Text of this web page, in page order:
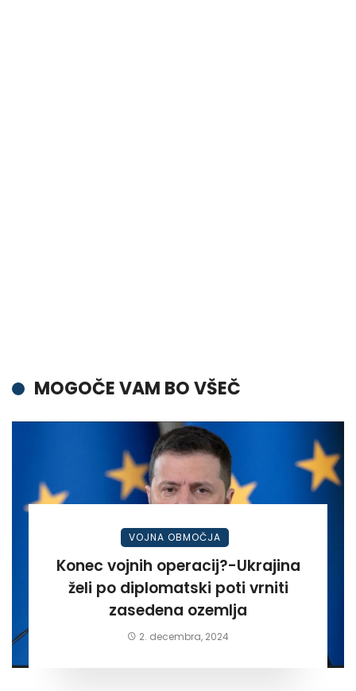
MOGOČE VAM BO VŠEČ
VOJNA OBMOČJA
Konec vojnih operacij?-Ukrajina
želi po diplomatski poti vrniti
zasedena ozemlja
2. decembra, 2024